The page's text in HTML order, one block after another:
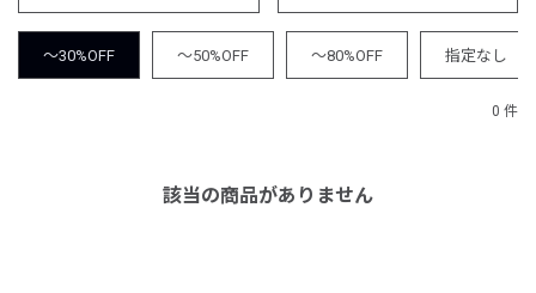
～30%OFF ～50%OFF ～80%OFF 指定なし
0 件
該当の商品がありません